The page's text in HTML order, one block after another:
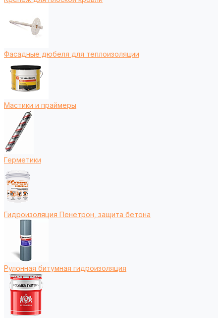
Фасадные дюбеля для теплоизоляции
Мастики и праймеры
Герметики
Гидроизоляция Пенетрон, защита бетона
Рулонная битумная гидроизоляция